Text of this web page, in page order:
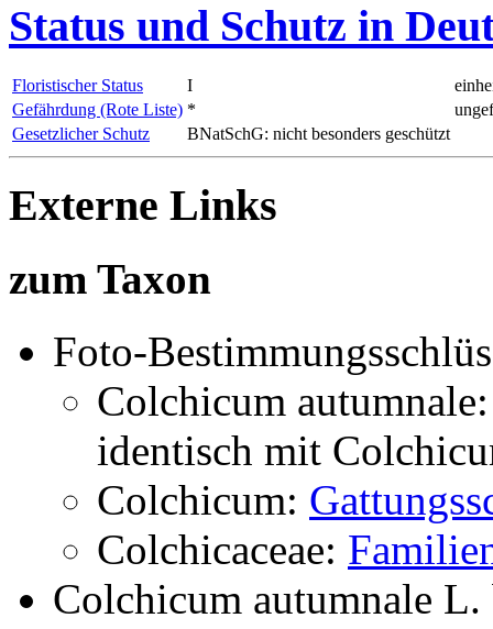
Status und Schutz in
Floristischer Status I
Gefährdung (Rote Liste) *
Gesetzlicher Schutz
BNatSchG: nicht besonders geschützt
Externe Links
zum Taxon
Foto-
Colchicum
identisch mit
Colchicum:
Colchicaceae:
Colchicum autumnale L.